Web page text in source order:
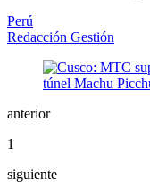
Perú
Redacción Gestión
anterior
1
siguiente